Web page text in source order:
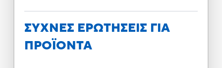
ΣΥΧΝΕΣ ΕΡΩΤΗΣΕΙΣ ΓΙΑ
ΠΡΟΪΟΝΤΑ